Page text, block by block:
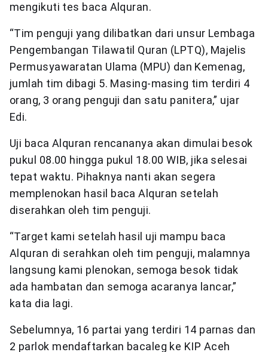
mengikuti tes baca Alquran.
“Tim penguji yang dilibatkan dari unsur Lembaga
Pengembangan Tilawatil Quran (LPTQ), Majelis
Permusyawaratan Ulama (MPU) dan Kemenag,
jumlah tim dibagi 5. Masing-masing tim terdiri 4
orang, 3 orang penguji dan satu panitera,” ujar
Edi.
Uji baca Alquran rencananya akan dimulai besok
pukul 08.00 hingga pukul 18.00 WIB, jika selesai
tepat waktu. Pihaknya nanti akan segera
memplenokan hasil baca Alquran setelah
diserahkan oleh tim penguji.
“Target kami setelah hasil uji mampu baca
Alquran di serahkan oleh tim penguji, malamnya
langsung kami plenokan, semoga besok tidak
ada hambatan dan semoga acaranya lancar,”
kata dia lagi.
Sebelumnya, 16 partai yang terdiri 14 parnas dan
2 parlok mendaftarkan bacaleg ke KIP Aceh